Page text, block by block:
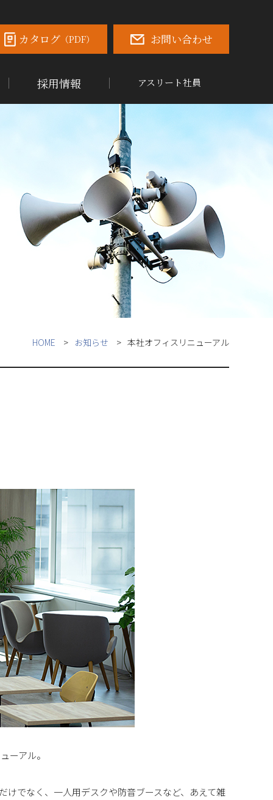
カタログ （PDF） お問い合わせ
採用情報 アスリート社員
HOME お知らせ 本社オフィスリニューアル
ーアル。
けでなく、一人用デスクや防音ブースなど、あえて雑